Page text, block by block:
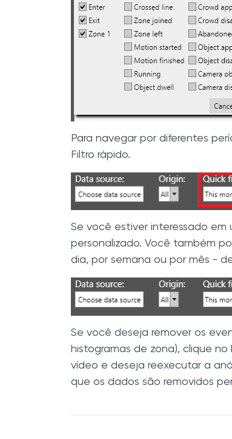
Para navegar por diferentes
Filtro rápido.
Se você estiver interessado
personalizado. Você também
dia, por semana ou por mês -
Se você deseja remover os
histogramas de zona), clique
vídeo e deseja reexecutar a
que os dados são removidos